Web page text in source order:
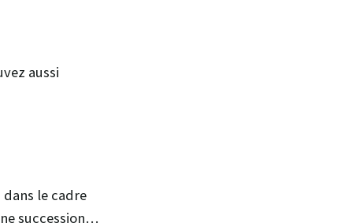
aussi
le cadre
succession…